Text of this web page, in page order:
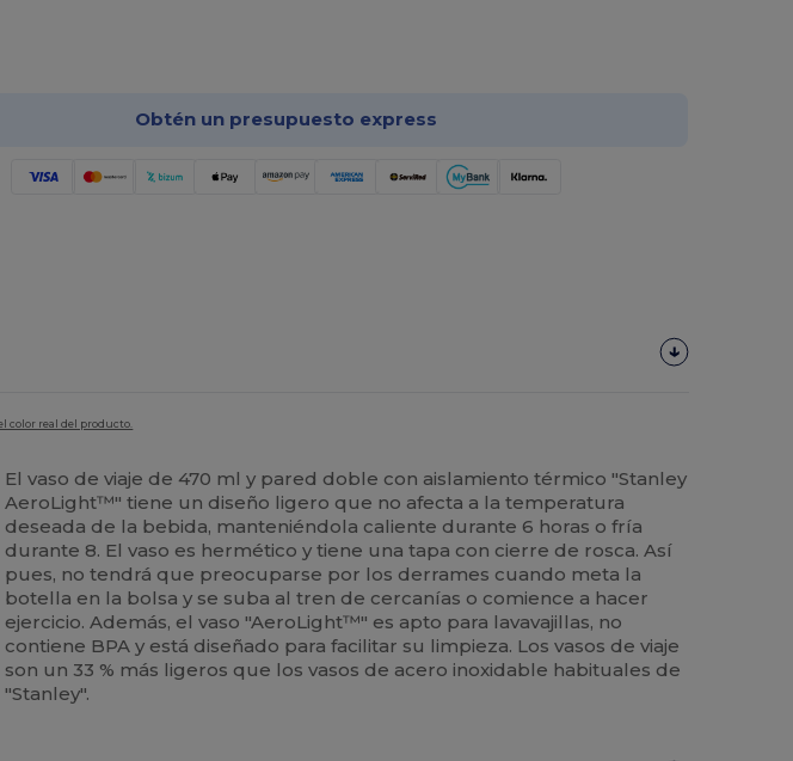
Obtén un presupuesto express
color real del producto.
El vaso de viaje de 470 ml y pared doble con aislamiento térmico "Stanley
AeroLight™" tiene un diseño ligero que no afecta a la temperatura
deseada de la bebida, manteniéndola caliente durante 6 horas o fría
durante 8. El vaso es hermético y tiene una tapa con cierre de rosca. Así
pues, no tendrá que preocuparse por los derrames cuando meta la
botella en la bolsa y se suba al tren de cercanías o comience a hacer
ejercicio. Además, el vaso "AeroLight™" es apto para lavavajillas, no
contiene BPA y está diseñado para facilitar su limpieza. Los vasos de viaje
son un 33 % más ligeros que los vasos de acero inoxidable habituales de
"Stanley".